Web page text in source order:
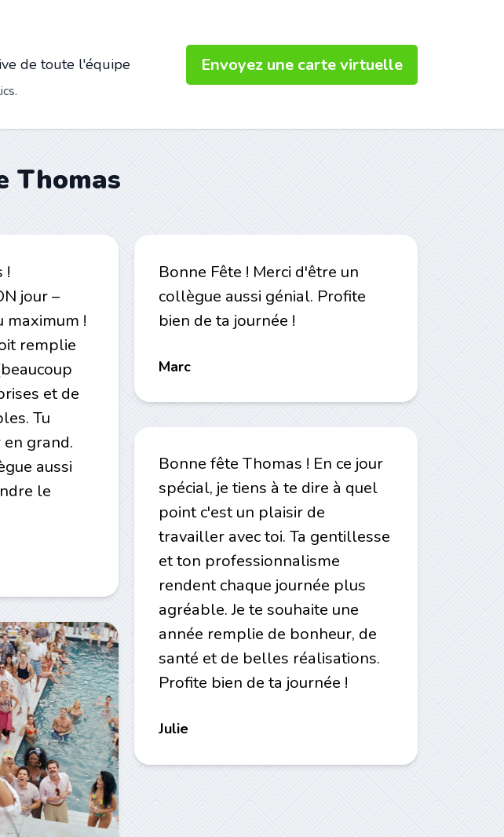
de toute l'équipe
Envoyez une carte virtuelle
Thomas
!
jour –
!
remplie
et de
Tu
grand.
aussi
le
Bonne Fête ! Merci d'être un
collègue aussi génial. Profite
bien de ta journée !
Marc
Bonne fête Thomas ! En ce jour
spécial, je tiens à te dire à quel
point c'est un plaisir de
travailler avec toi. Ta gentillesse
et ton professionnalisme
rendent chaque journée plus
agréable. Je te souhaite une
année remplie de bonheur, de
santé et de belles réalisations.
Profite bien de ta journée !
Julie